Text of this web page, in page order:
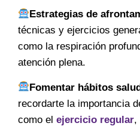
Estrategias de
técnicas y ejercicios
como la respiración
atención plena.
Fomentar hábitos
recordarte la importancia
como el ejercicio regular,